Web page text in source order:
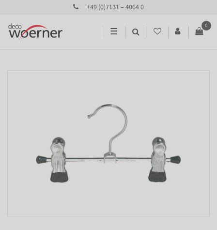
+49 (0)7131 – 4064 0
☰
0